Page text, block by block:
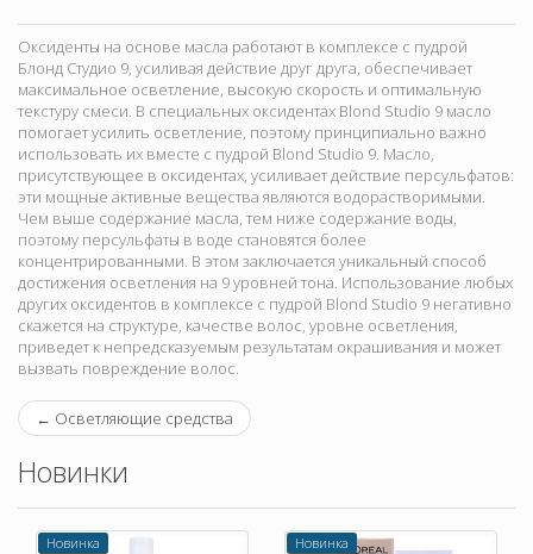
Оксиденты на основе масла работают в комплексе с пудрой
Блонд Студио 9, усиливая действие друг друга, обеспечивает
максимальное осветление, высокую скорость и оптимальную
текстуру смеси. В специальных оксидентах Blond Studio 9 масло
помогает усилить осветление, поэтому принципиально важно
использовать их вместе с пудрой Blond Studio 9. Масло,
присутствующее в оксидентах, усиливает действие персульфатов:
эти мощные активные вещества являются водорастворимыми.
Чем выше содержание масла, тем ниже содержание воды,
поэтому персульфаты в воде становятся более
концентрированными. В этом заключается уникальный способ
достижения осветления на 9 уровней тона. Использование любых
других оксидентов в комплексе с пудрой Blond Studio 9 негативно
скажется на структуре, качестве волос, уровне осветления,
приведет к непредсказуемым результатам окрашивания и может
вызвать повреждение волос.
← Осветляющие средства
Новинки
Новинка Новинка